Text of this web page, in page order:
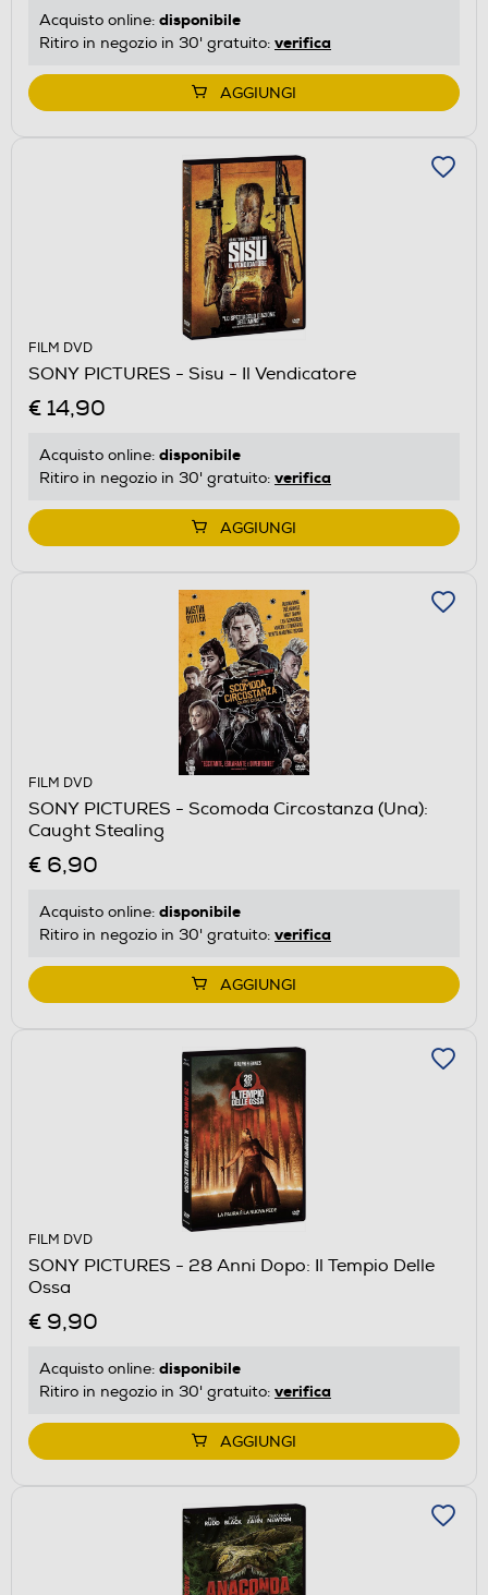
Acquisto online: disponibile
Ritiro in negozio in 30' gratuito: verifica
AGGIUNGI
FILM DVD
SONY PICTURES - Sisu - Il Vendicatore
€ 14,90
Acquisto online: disponibile
Ritiro in negozio in 30' gratuito: verifica
AGGIUNGI
FILM DVD
SONY PICTURES - Scomoda Circostanza (Una):
Caught Stealing
€ 6,90
Acquisto online: disponibile
Ritiro in negozio in 30' gratuito: verifica
AGGIUNGI
FILM DVD
SONY PICTURES - 28 Anni Dopo: Il Tempio Delle
Ossa
€ 9,90
Acquisto online: disponibile
Ritiro in negozio in 30' gratuito: verifica
AGGIUNGI